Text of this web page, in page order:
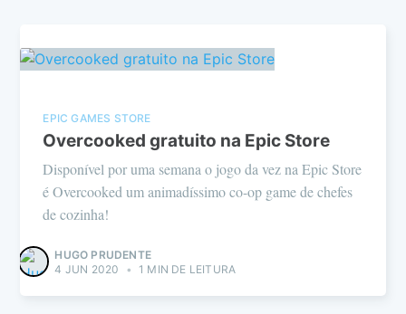
EPIC GAMES STORE
Overcooked gratuito na Epic Store
Disponível por uma semana o jogo da vez na Epic Store
é Overcooked um animadíssimo co-op game de chefes
de cozinha!
HUGO PRUDENTE
4 JUN 2020
• 1 MIN DE LEITURA